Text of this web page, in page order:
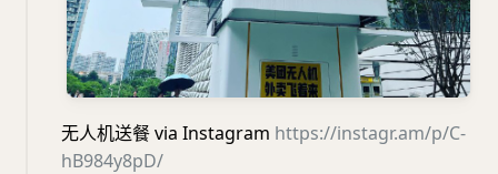
无人机送餐 via Instagram https://instagr.am/p/C-
hB984y8pD/